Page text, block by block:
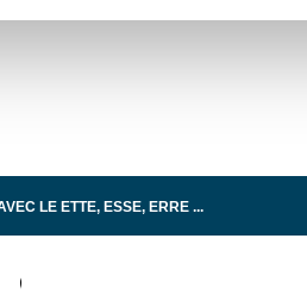
LE ETTE, ESSE, ERRE ...